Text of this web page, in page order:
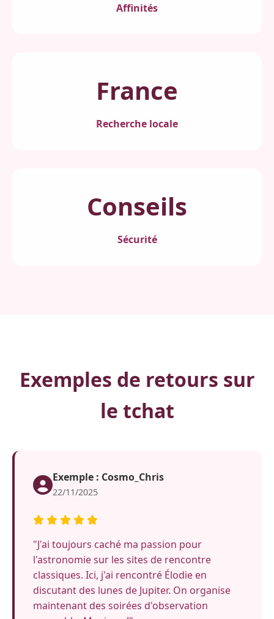
Affinités
France
Recherche locale
Conseils
Sécurité
Exemples de retours sur
le tchat
Exemple : Cosmo_Chris
22/11/2025
"J'ai toujours caché ma passion pour
l'astronomie sur les sites de rencontre
classiques. Ici, j'ai rencontré Élodie en
discutant des lunes de Jupiter. On organise
maintenant des soirées d'observation